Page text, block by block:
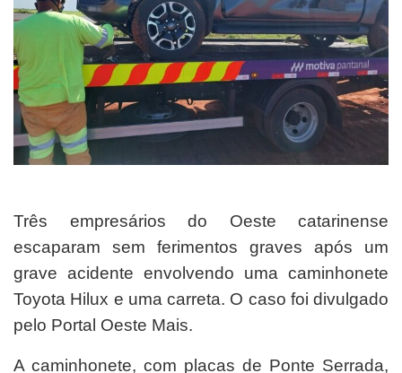
Três empresários do Oeste catarinense
escaparam sem ferimentos graves após um
grave acidente envolvendo uma caminhonete
Toyota Hilux e uma carreta. O caso foi divulgado
pelo Portal Oeste Mais.
A caminhonete, com placas de Ponte Serrada,